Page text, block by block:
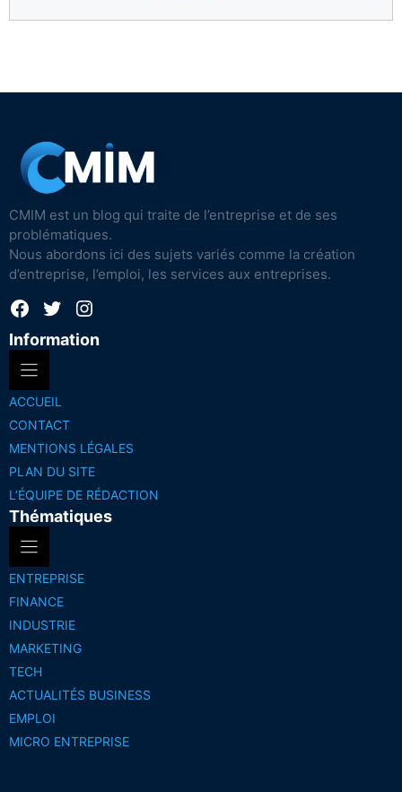
CMIM est un blog qui traite de l’entreprise et de ses
problématiques.
Nous abordons ici des sujets variés comme la création
d’entreprise, l’emploi, les services aux entreprises.
Facebook
TwitterInstagram
Information
ACCUEIL
CONTACT
MENTIONS LÉGALES
PLAN DU SITE
L’ÉQUIPE DE RÉDACTION
Thématiques
ENTREPRISE
FINANCE
INDUSTRIE
MARKETING
TECH
ACTUALITÉS BUSINESS
EMPLOI
MICRO ENTREPRISE